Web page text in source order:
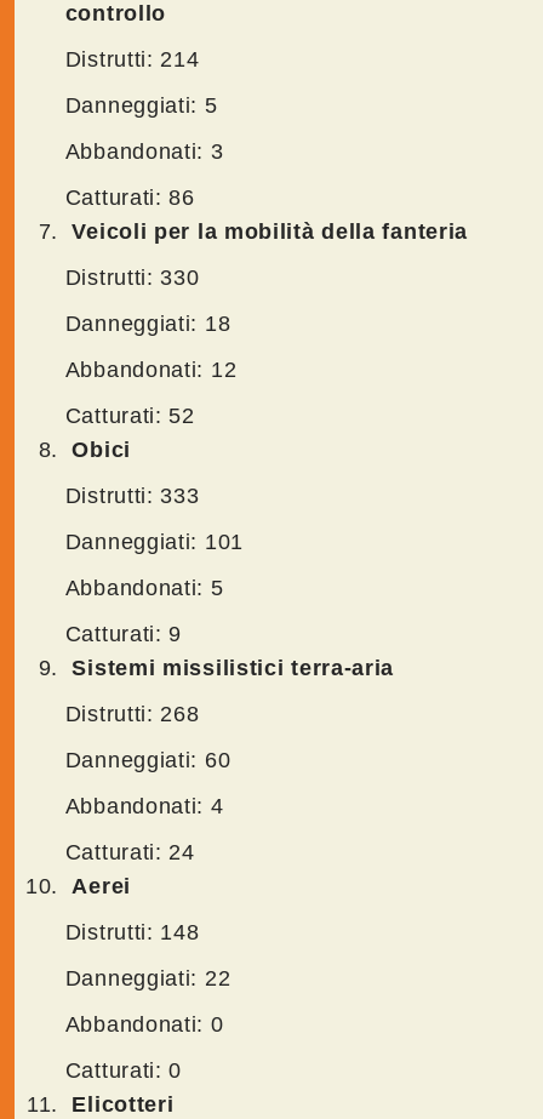
controllo
Distrutti: 214
Danneggiati: 5
Abbandonati: 3
Catturati: 86
Veicoli per la mobilità della fanteria
Distrutti: 330
Danneggiati: 18
Abbandonati: 12
Catturati: 52
Obici
Distrutti: 333
Danneggiati: 101
Abbandonati: 5
Catturati: 9
Sistemi missilistici terra-aria
Distrutti: 268
Danneggiati: 60
Abbandonati: 4
Catturati: 24
Aerei
Distrutti: 148
Danneggiati: 22
Abbandonati: 0
Catturati: 0
Elicotteri